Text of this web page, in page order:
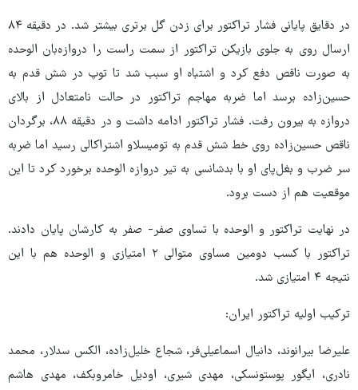
در دقایق پایانی فشار تراکتور برای زدن گل برتری بیشتر شد. در دقیقه ۸۴
ارسال روی به جلوی بازیکن تراکتور از سمت راست را دروازه‌بان الوحده
به صورت ناقص دفع کرد و اشتباه او سبب شد تا توپ در شش قدم به
حسین‌زاده برسد اما ضربه مهاجم تراکتور در حالت نامتعادل از بالای
دروازه به بیرون رفت. فشار تراکتور ادامه داشت و در دقیقه ۸۸، برگردان
ناقص حسین‌زاده روی خط شش قدم به تومیسلاو اشتراکالی رسید اما ضربه
سر ضرب و بغل‌پای او با بدشانسی به تیر دروازه الوحده برخورد کرد تا این
موقعیت هم از دست برود.
در نهایت تراکتور و الوحده با تساوی صفر- صفر به کارشان پایان دادند.
تراکتور با کسب دومین مساوی متوالی ۲ امتیازی و الوحده هم با این
نتیجه ۴ امتیازی شد.
ترکیب اولیه تراکتور ایران:
علیرضا بیرانوند، دانیال اسماعیلی‌فر، شجاع خلیل‌زاده، الکس سدلار، محمد
نادری، ایگور پوستونسکی، مهدی شیری، اودیل خامروبکف، مهدی هاشم